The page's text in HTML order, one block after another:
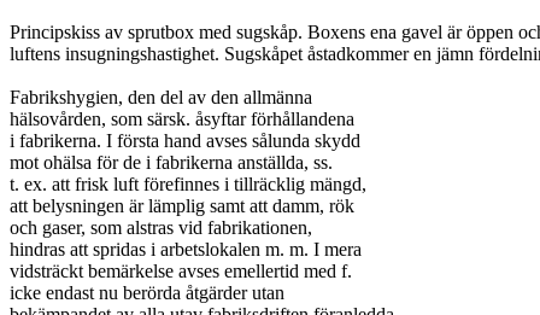
Principskiss av sprutbox med sugskåp. Boxens ena gavel är öppen
luftens insugningshastighet. Sugskåpet åstadkommer en jämn
Fabrikshygien, den del av den allmänna
hälsovården, som särsk. åsyftar förhållandena
i fabrikerna. I första hand avses sålunda skydd
mot ohälsa för de i fabrikerna anställda, ss.
t. ex. att frisk luft förefinnes i tillräcklig mängd,
att belysningen är lämplig samt att damm, rök
och gaser, som alstras vid fabrikationen,
hindras att spridas i arbetslokalen m. m. I mera
vidsträckt bemärkelse avses emellertid med f.
icke endast nu berörda åtgärder utan